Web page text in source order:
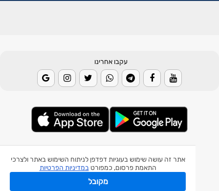
אתר זה עושה שימוש בעוגיות דפדפן לניתוח השימוש באתר ולצרכי
התאמת פרסום, כמפורטבמדיניות הפרטיות
מקובל
עקבו אחרינו
אפליקצית מזג אוויר
אפליקצית רעידת אדמה